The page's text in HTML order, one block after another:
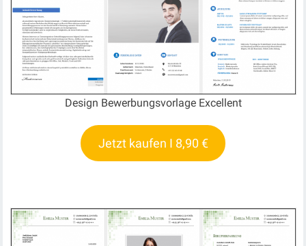
Design Bewerbungsvorlage Excellent
Jetzt kaufen I 8,90 €